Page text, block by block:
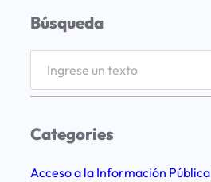
Búsqueda
r
h
Categories
Acceso a la Información Pública